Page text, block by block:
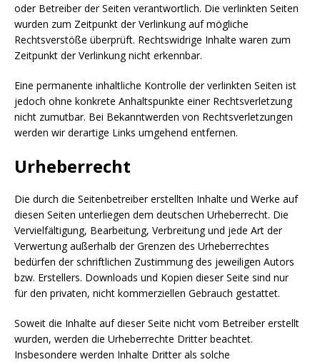
oder Betreiber der Seiten verantwortlich. Die verlinkten Seiten
wurden zum Zeitpunkt der Verlinkung auf mögliche
Rechtsverstöße überprüft. Rechtswidrige Inhalte waren zum
Zeitpunkt der Verlinkung nicht erkennbar.
Eine permanente inhaltliche Kontrolle der verlinkten Seiten ist
jedoch ohne konkrete Anhaltspunkte einer Rechtsverletzung
nicht zumutbar. Bei Bekanntwerden von Rechtsverletzungen
werden wir derartige Links umgehend entfernen.
Urheberrecht
Die durch die Seitenbetreiber erstellten Inhalte und Werke auf
diesen Seiten unterliegen dem deutschen Urheberrecht. Die
Vervielfältigung, Bearbeitung, Verbreitung und jede Art der
Verwertung außerhalb der Grenzen des Urheberrechtes
bedürfen der schriftlichen Zustimmung des jeweiligen Autors
bzw. Erstellers. Downloads und Kopien dieser Seite sind nur
für den privaten, nicht kommerziellen Gebrauch gestattet.
Soweit die Inhalte auf dieser Seite nicht vom Betreiber erstellt
wurden, werden die Urheberrechte Dritter beachtet.
Insbesondere werden Inhalte Dritter als solche